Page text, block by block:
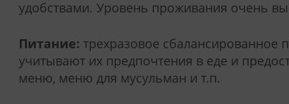
удобствами. Уровень проживания очень
Питание: трехразовое
учитывают их предпочтения в еде и
меню, меню для мусульман и т.п.